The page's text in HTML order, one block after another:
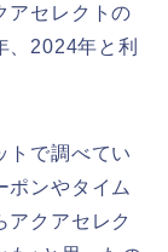
アセレクトの
2024年と利
トで調べてい
ポンやタイム
アクアセレク